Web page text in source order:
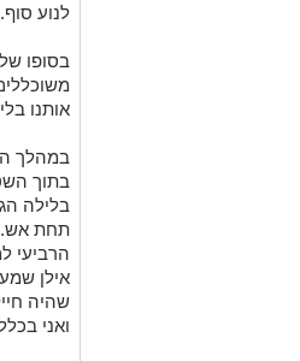
לנוע
בסופו
אותנו
במהלך
בלילה
תחת
הרביעי
אילן
שהיה
ואני